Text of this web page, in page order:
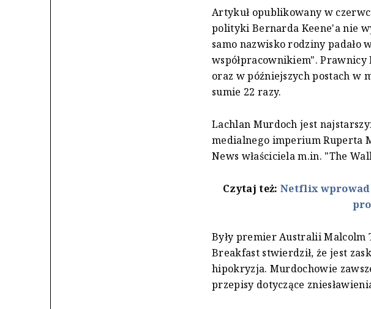
Artykuł opublikowany w
polityki Bernarda Keene'a nie
samo nazwisko rodziny padało
współpracownikiem".
oraz w późniejszych postach w
sumie 22 razy.
Lachlan Murdoch jest
medialnego imperium Ruperta
News właściciela m.in. "The
Czytaj też: Netflix
Były premier Australii
Breakfast stwierdził, że jest
hipokryzja. Murdochowie
przepisy dotyczące